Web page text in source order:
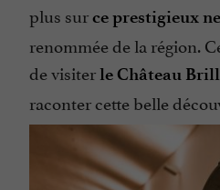
plus surce prestigieux
renommée de la région.
de visiterle Château
raconter cette belle